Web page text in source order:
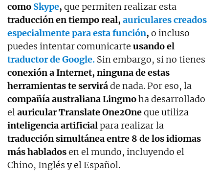
como Skype, que permiten realizar esta
traducción en tiempo real, auriculares creados
especialmente para esta función, o incluso
puedes intentar comunicarte usando el
traductor de Google. Sin embargo, si no tienes
conexión a Internet, ninguna de estas
herramientas te serviráde nada. Por eso, la
compañía australiana Lingmoha desarrollado
el auricular Translate One2Oneque utiliza
inteligencia artificial para realizar la
traducción simultánea entre 8 de los idiomas
más habladosen el mundo, incluyendo el
Chino, Inglés y el Español.